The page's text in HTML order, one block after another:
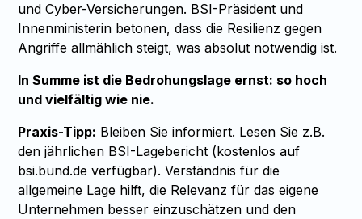
und Cyber-Versicherungen. BSI-Präsident und
Innenministerin betonen, dass die Resilienz gegen
Angriffe allmählich steigt, was absolut notwendig ist.
In Summe ist die Bedrohungslage ernst: so hoch
und vielfältig wie nie.
Praxis-Tipp: Bleiben Sie informiert. Lesen Sie z.B.
den jährlichen BSI-Lagebericht (kostenlos auf
bsi.bund.de verfügbar). Verständnis für die
allgemeine Lage hilft, die Relevanz für das eigene
Unternehmen besser einzuschätzen und den